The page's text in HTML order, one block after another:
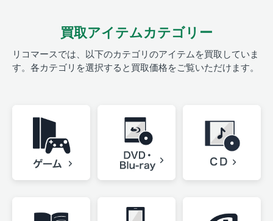
買取アイテムカテゴリー
リコマースでは、以下のカテゴリのアイテムを買取していま
す。 各カテゴリを選択すると買取価格をご覧いただけます。